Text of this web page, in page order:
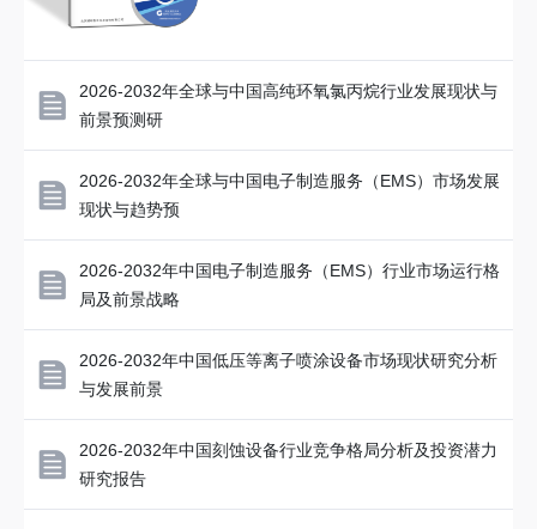
2026-2032年全球与中国高纯环氧氯丙烷行业发展现状与
前景预测研
2026-2032年全球与中国电子制造服务（EMS）市场发展
现状与趋势预
2026-2032年中国电子制造服务（EMS）行业市场运行格
局及前景战略
2026-2032年中国低压等离子喷涂设备市场现状研究分析
与发展前景
2026-2032年中国刻蚀设备行业竞争格局分析及投资潜力
研究报告